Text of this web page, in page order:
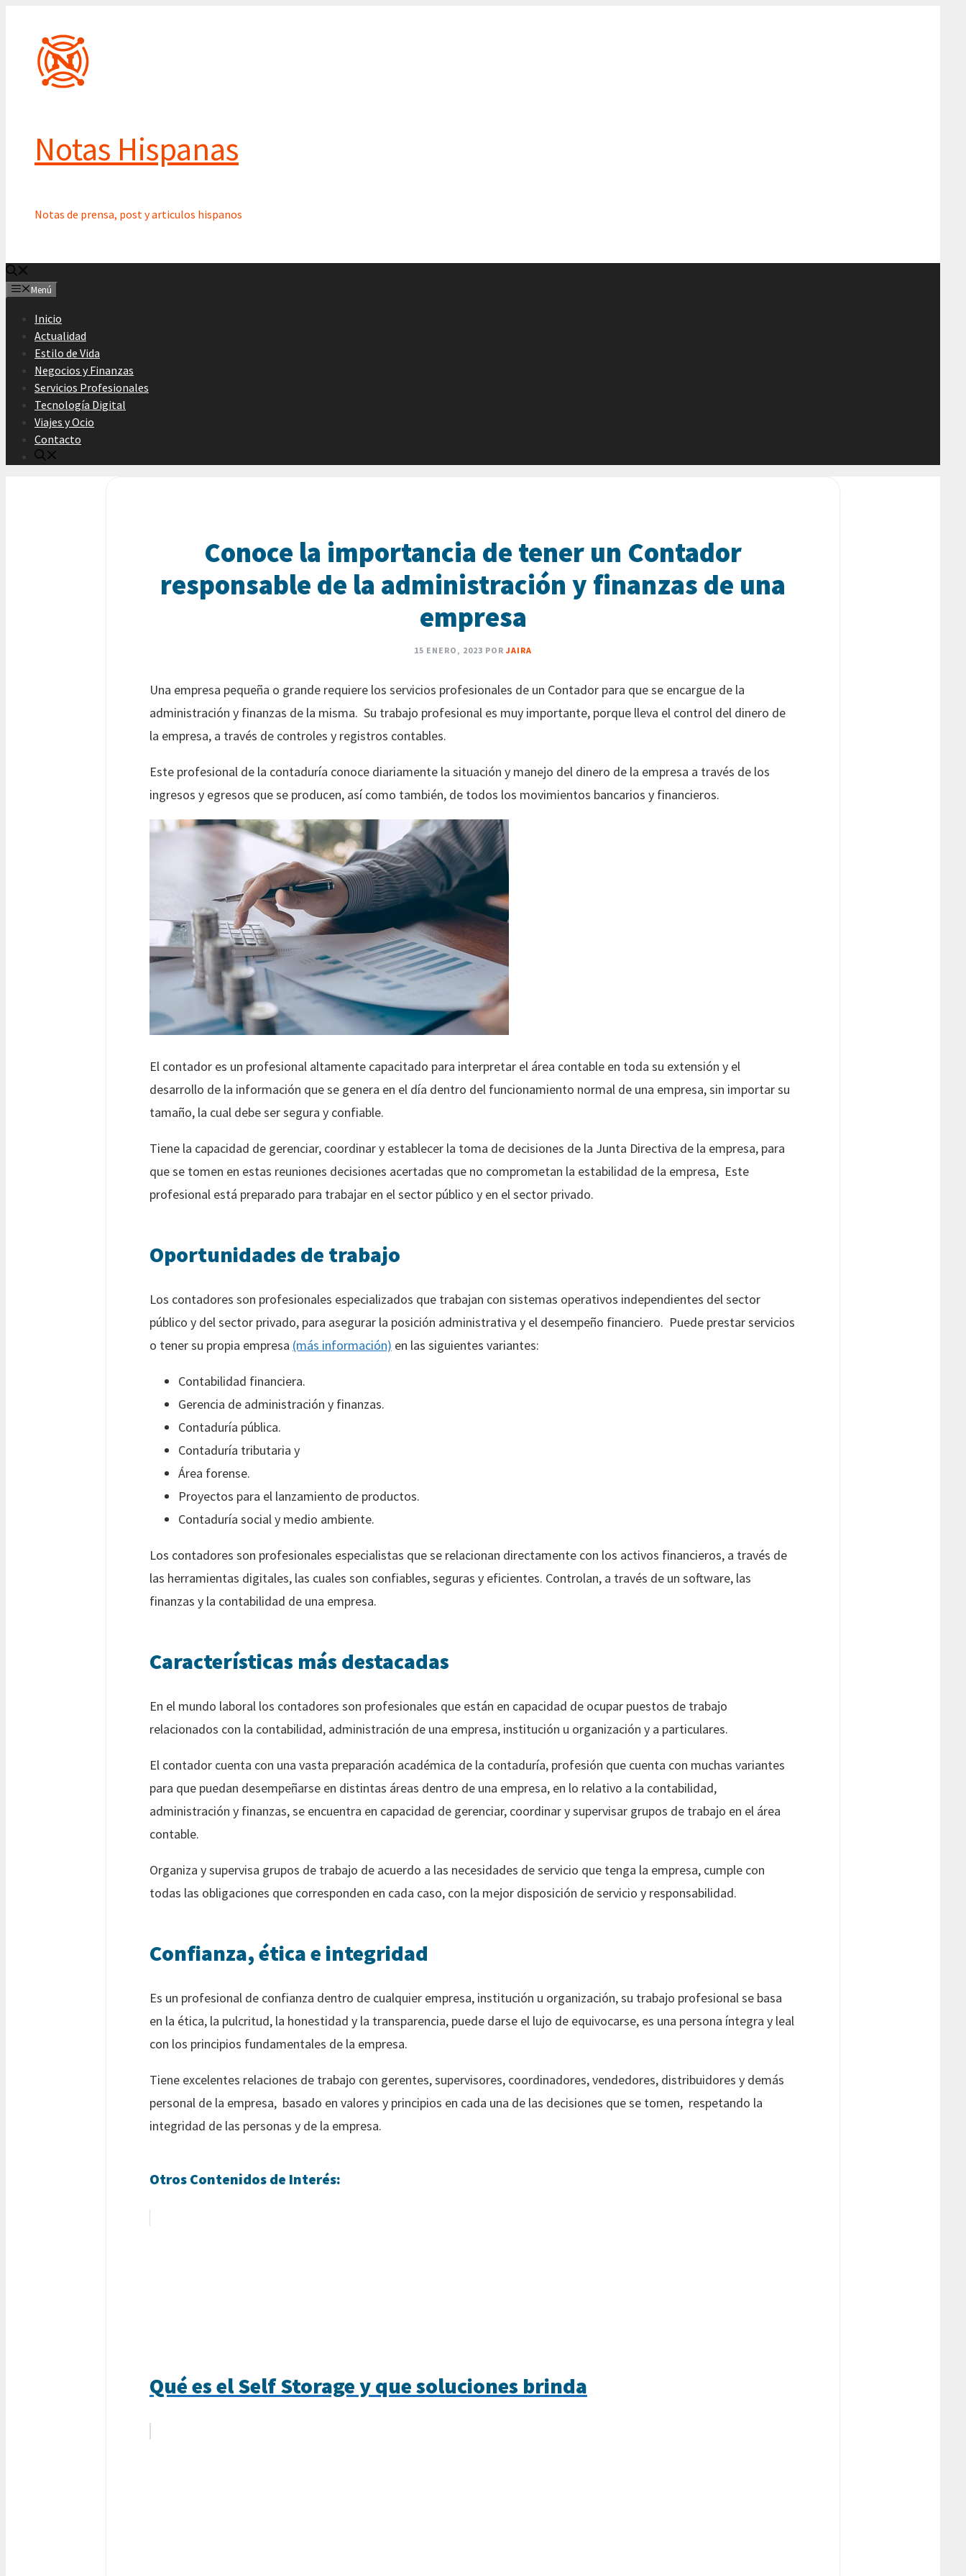
contenido
Notas Hispanas
Notas de prensa, post y articulos hispanos
Menú
Inicio
Actualidad
Estilo de Vida
Negocios y Finanzas
Servicios Profesionales
Tecnología Digital
Viajes y Ocio
Contacto
Conoce la importancia de tener un Contador
responsable de la administración y finanzas de una
empresa
15 ENERO, 2023 POR JAIRA
Una empresa pequeña o grande requiere los servicios profesionales de un Contador para que se encargue de la
administración y finanzas de la misma. Su trabajo profesional es muy importante, porque lleva el control del dinero de
la empresa, a través de controles y registros contables.
Este profesional de la contaduría conoce diariamente la situación y manejo del dinero de la empresa a través de los
ingresos y egresos que se producen, así como también, de todos los movimientos bancarios y financieros.
El contador es un profesional altamente capacitado para interpretar el área contable en toda su extensión y el
desarrollo de la información que se genera en el día dentro del funcionamiento normal de una empresa, sin importar su
tamaño, la cual debe ser segura y confiable.
Tiene la capacidad de gerenciar, coordinar y establecer la toma de decisiones de la Junta Directiva de la empresa, para
que se tomen en estas reuniones decisiones acertadas que no comprometan la estabilidad de la empresa, Este
profesional está preparado para trabajar en el sector público y en el sector privado.
Oportunidades de trabajo
Los contadores son profesionales especializados que trabajan con sistemas operativos independientes del sector
público y del sector privado, para asegurar la posición administrativa y el desempeño financiero. Puede prestar servicios
o tener su propia empresa (más información) en las siguientes variantes:
Contabilidad financiera.
Gerencia de administración y finanzas.
Contaduría pública.
Contaduría tributaria y
Área forense.
Proyectos para el lanzamiento de productos.
Contaduría social y medio ambiente.
Los contadores son profesionales especialistas que se relacionan directamente con los activos financieros, a través de
las herramientas digitales, las cuales son confiables, seguras y eficientes. Controlan, a través de un software, las
finanzas y la contabilidad de una empresa.
Características más destacadas
En el mundo laboral los contadores son profesionales que están en capacidad de ocupar puestos de trabajo
relacionados con la contabilidad, administración de una empresa, institución u organización y a particulares.
El contador cuenta con una vasta preparación académica de la contaduría, profesión que cuenta con muchas variantes
para que puedan desempeñarse en distintas áreas dentro de una empresa, en lo relativo a la contabilidad,
administración y finanzas, se encuentra en capacidad de gerenciar, coordinar y supervisar grupos de trabajo en el área
contable.
Organiza y supervisa grupos de trabajo de acuerdo a las necesidades de servicio que tenga la empresa, cumple con
todas las obligaciones que corresponden en cada caso, con la mejor disposición de servicio y responsabilidad.
Confianza, ética e integridad
Es un profesional de confianza dentro de cualquier empresa, institución u organización, su trabajo profesional se basa
en la ética, la pulcritud, la honestidad y la transparencia, puede darse el lujo de equivocarse, es una persona íntegra y leal
con los principios fundamentales de la empresa.
Tiene excelentes relaciones de trabajo con gerentes, supervisores, coordinadores, vendedores, distribuidores y demás
personal de la empresa, basado en valores y principios en cada una de las decisiones que se tomen, respetando la
integridad de las personas y de la empresa.
Otros Contenidos de Interés:
Qué es el Self Storage y que soluciones brinda